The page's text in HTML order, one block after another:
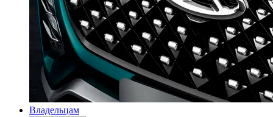
Владельцам